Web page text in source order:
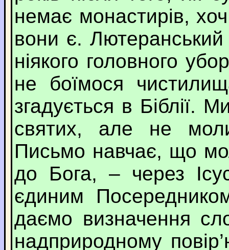
немає монастирів,
вони є.
ніякого головного
не боїмося
згадується в Біблії.
святих, але не
Письмо навчає, що
до Бога, – через
єдиним
даємо визначення
надприродному